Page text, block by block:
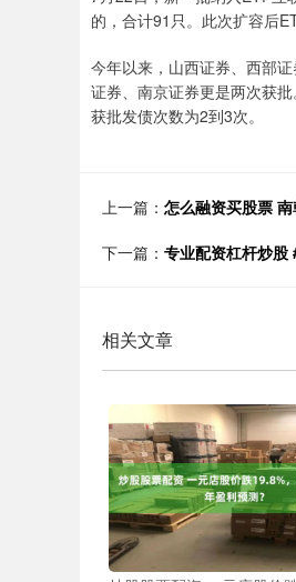
的，合计91只。此次扩容后
今年以来，山西证券、西部
证券、南京证券更是两次获
获批发债次数为2到3次。
上一篇： 怎么融资买股票
下一篇： 专业配资杠杆炒股
相关文章